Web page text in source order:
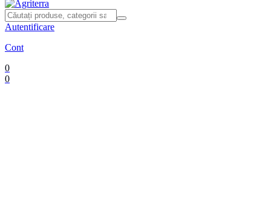
Autentificare
Cont
0
0